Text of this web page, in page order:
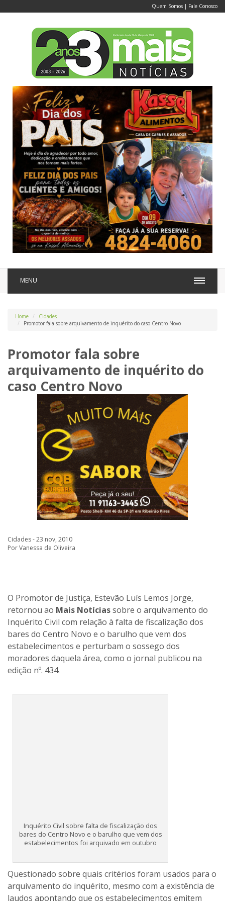
Quem Somos | Fale Conosco
MENU
Home
Cidades
Promotor fala sobre arquivamento de inquérito do caso Centro Novo
Promotor fala sobre
arquivamento de inquérito do
caso Centro Novo
Cidades - 23 nov, 2010
Por Vanessa de Oliveira
O Promotor de Justiça, Estevão Luís Lemos Jorge,
retornou ao Mais Notíciassobre o arquivamento do
Inquérito Civil com relação à falta de fiscalização dos
bares do Centro Novo e o barulho que vem dos
estabelecimentos e perturbam o sossego dos
moradores daquela área, como o jornal publicou na
edição nº. 434.
Inquérito Civil sobre falta de fiscalização dos
bares do Centro Novo e o barulho que vem dos
estabelecimentos foi arquivado em outubro
Questionado sobre quais critérios foram usados para o
arquivamento do inquérito, mesmo com a existência de
laudos apontando que os estabelecimentos emitem